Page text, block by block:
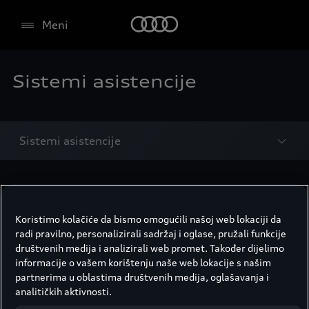
Meni
Sistemi asistencije
Sistemi asistencije
Sistemi asistencije*
Audi sistemi asistencije nude veću udobnost na
dugim putovanjima i veću bezbjednost u opasnim
situacijama. Oni vam, pomažu pri održavanju
pravca, kočenju u slučaju nužde i prepoznavanju
saobraćajnih znaka kako bi vam ukazali na
Koristimo kolačiće da bismo omogućili našoj web lokaciji da
radi pravilno, personalizirali sadržaj i oglase, pružali funkcije
društvenih medija i analizirali web promet. Također dijelimo
informacije o vašem korištenju naše web lokacije s našim
partnerima u oblastima društvenih medija, oglašavanja i
analitičkih aktivnosti.